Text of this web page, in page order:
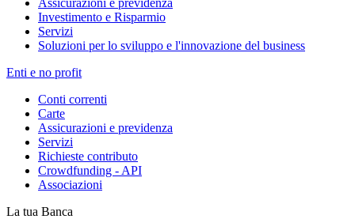
Assicurazioni e previdenza
Investimento e Risparmio
Servizi
Soluzioni per lo sviluppo e l'innovazione del business
Enti e no profit
Conti correnti
Carte
Assicurazioni e previdenza
Servizi
Richieste contributo
Crowdfunding - API
Associazioni
La tua Banca